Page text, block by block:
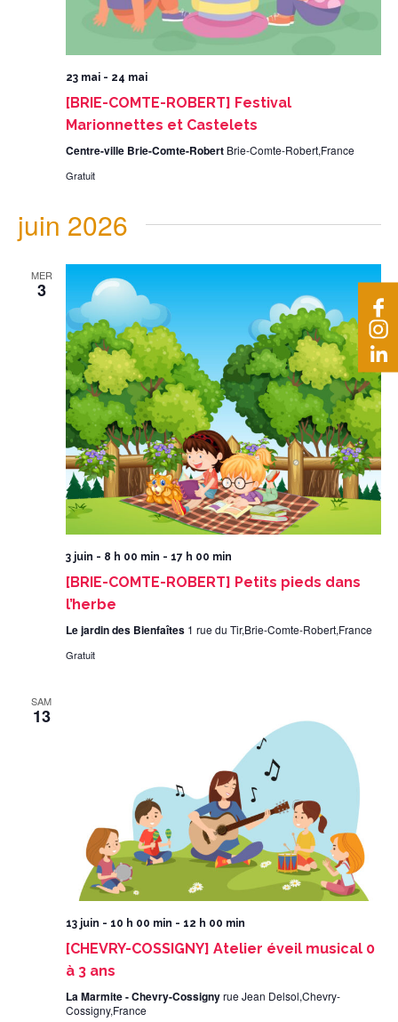
23 mai- 24 mai
[BRIE-COMTE-ROBERT] Festival
Marionnettes et Castelets
Centre-ville Brie-Comte-Robert Brie-Comte-Robert,France
Gratuit
juin 2026
MER
3
3 juin - 8 h 00 min - 17 h 00 min
[BRIE-COMTE-ROBERT] Petits pieds dans
l’herbe
Le jardin des Bienfaîtes 1 rue du Tir,Brie-Comte-Robert,France
Gratuit
SAM
13
13 juin - 10 h 00 min - 12 h 00 min
[CHEVRY-COSSIGNY] Atelier éveil musical 0
à 3 ans
La Marmite - Chevry-Cossignyrue Jean Delsol,Chevry-
Cossigny,France